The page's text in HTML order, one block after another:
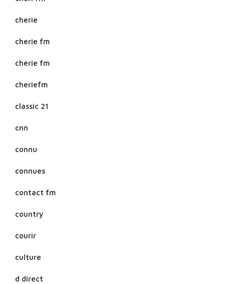
cherie
cherie fm
chérie fm
cheriefm
classic 21
cnn
connu
connues
contact fm
country
courir
culture
d direct